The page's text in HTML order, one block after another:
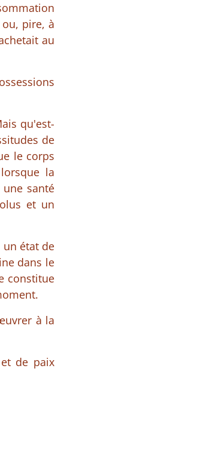
pire, à
au
qu'est-
de
le corps
la
santé
et un
un état de
dans le
constitue
à la
de paix